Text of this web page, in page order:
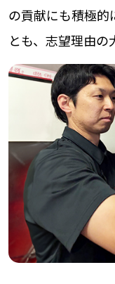
の貢献にも積極的
とも、志望理由の